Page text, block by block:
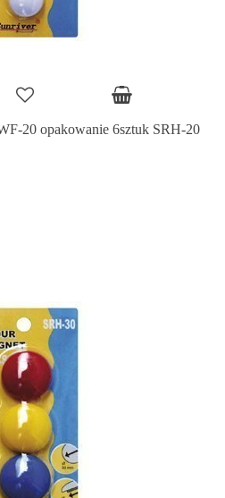
20 opakowanie 6sztuk SRH-20